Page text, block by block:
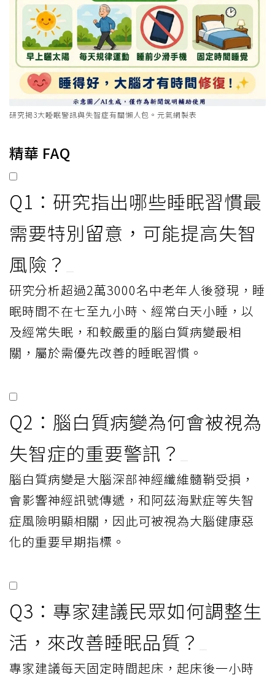
研究揭3大睡眠警訊與失智症有關懶人包。元氣網製表
精華 FAQ
Q1：研究指出哪些睡眠習慣最
需要特別留意，可能提高失智
風險？
研究分析超過2萬3000名中老年人後發現，睡
眠時間不在七至九小時、經常白天小睡，以
及經常失眠，和較嚴重的腦白質病變最相
關，屬於需優先改善的睡眠習慣。
Q2：腦白質病變為何會被視為
失智症的重要警訊？
腦白質病變是大腦深部神經纖維髓鞘受損，
會影響神經訊號傳遞，和阿茲海默症等失智
症風險明顯相關，因此可被視為大腦健康惡
化的重要早期指標。
Q3：專家建議民眾如何調整生
活，來改善睡眠品質？
專家建議每天固定時間起床，起床後一小時